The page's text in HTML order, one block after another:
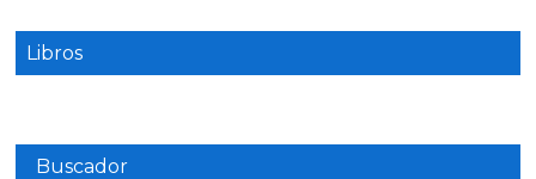
Libros
Buscador